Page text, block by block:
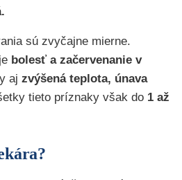
sú zvyčajne mierne.
bolesť a začervenanie v
aj zvýšená teplota, únava
tieto príznaky však do 1 až